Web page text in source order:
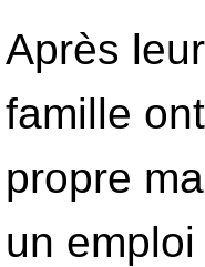
Après
famille
propre
un